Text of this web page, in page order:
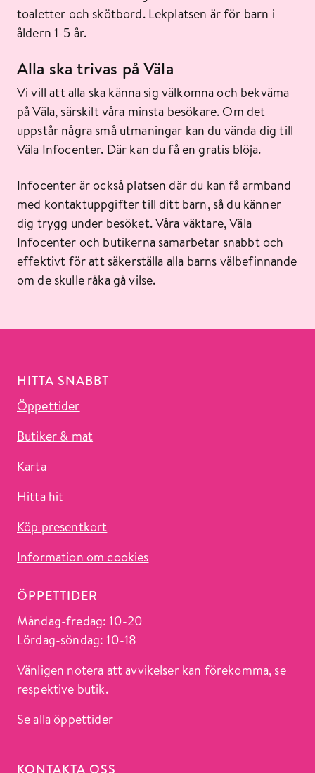
toaletter och skötbord. Lekplatsen är för barn i
åldern 1-5 år.
Alla ska trivas på Väla
Vi vill att alla ska känna sig välkomna och bekväma
på Väla, särskilt våra minsta besökare. Om det
uppstår några små utmaningar kan du vända dig till
Väla Infocenter. Där kan du få en gratis blöja.
Infocenter är också platsen där du kan få armband
med kontaktuppgifter till ditt barn, så du känner
dig trygg under besöket. Våra väktare, Väla
Infocenter och butikerna samarbetar snabbt och
effektivt för att säkerställa alla barns välbefinnande
om de skulle råka gå vilse.
HITTA SNABBT
Öppettider
Butiker & mat
Karta
Hitta hit
Köp presentkort
Information om cookies
ÖPPETTIDER
Måndag-fredag: 10-20
Lördag-söndag: 10-18
Vänligen notera att avvikelser kan förekomma, se
respektive butik.
Se alla öppettider
KONTAKTA OSS